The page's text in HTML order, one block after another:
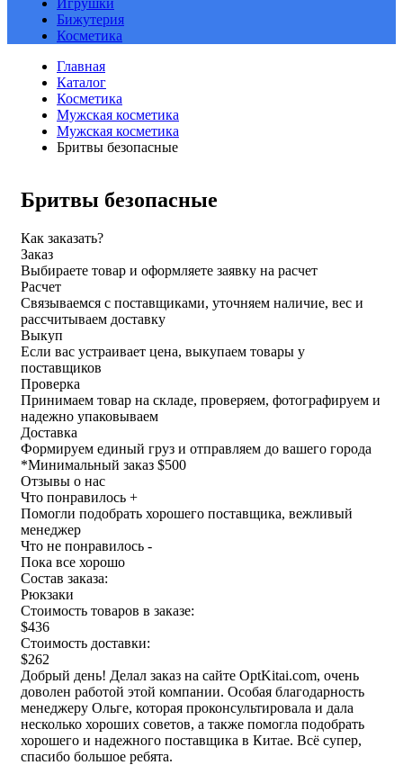
Игрушки
Бижутерия
Косметика
Главная
Каталог
Косметика
Мужская косметика
Мужская косметика
Бритвы безопасные
Бритвы безопасные
Как заказать?
Заказ
Выбираете товар и оформляете заявку на расчет
Расчет
Связываемся с поставщиками, уточняем наличие, вес и
рассчитываем доставку
Выкуп
Если вас устраивает цена, выкупаем товары у
поставщиков
Проверка
Принимаем товар на складе, проверяем, фотографируем и
надежно упаковываем
Доставка
Формируем единый груз и отправляем до вашего города
*Минимальный заказ $500
Отзывы о нас
Что понравилось +
Помогли подобрать хорошего поставщика, вежливый
менеджер
Что не понравилось -
Пока все хорошо
Состав заказа:
Рюкзаки
Стоимость товаров в заказе:
$436
Стоимость доставки:
$262
Добрый день! Делал заказ на сайте OptKitai.com, очень
доволен работой этой компании. Особая благодарность
менеджеру Ольге, которая проконсультировала и дала
несколько хороших советов, а также помогла подобрать
хорошего и надежного поставщика в Китае. Всё супер,
спасибо большое ребята.